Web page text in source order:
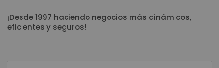
¡Desde 1997 haciendo negocios más dinámicos,
eficientes y seguros!